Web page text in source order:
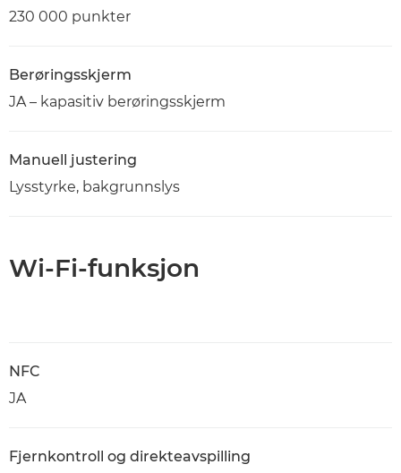
230 000 punkter
Berøringsskjerm
JA – kapasitiv berøringsskjerm
Manuell justering
Lysstyrke, bakgrunnslys
Wi-Fi-funksjon
NFC
JA
Fjernkontroll og direkteavspilling